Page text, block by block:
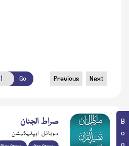
Go Previous Next
صراط الجنان
موبائل ایپلیکیشن